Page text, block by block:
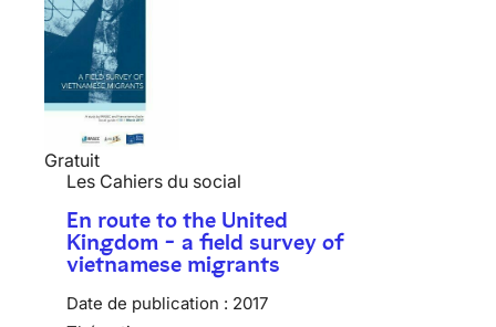
Gratuit
Les Cahiers du social
En route to the United
Kingdom - a field survey of
vietnamese migrants
Date de publication : 2017